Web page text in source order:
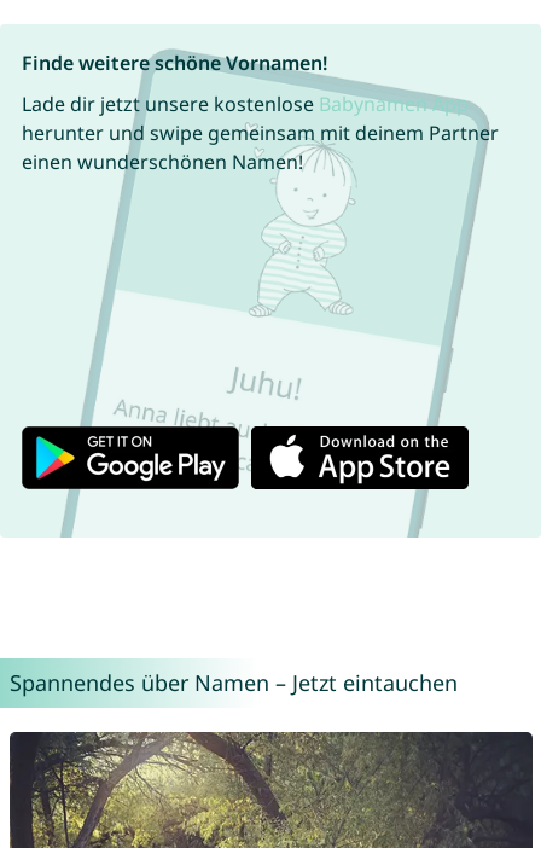
Finde weitere schöne Vornamen!
Lade dir jetzt unsere kostenlose Babynamen App
herunter und swipe gemeinsam mit deinem Partner
einen wunderschönen Namen!
Spannendes über Namen – Jetzt eintauchen